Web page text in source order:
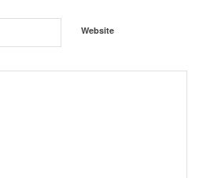
Website